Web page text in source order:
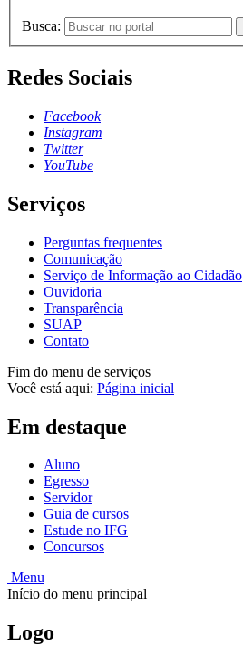
Busca:
Redes Sociais
Facebook
Instagram
Twitter
YouTube
Serviços
Perguntas frequentes
Comunicação
Serviço de Informação ao Cidadão
Ouvidoria
Transparência
SUAP
Contato
Fim do menu de serviços
Você está aqui: Página inicial
Em destaque
Aluno
Egresso
Servidor
Guia de cursos
Estude no IFG
Concursos
Menu
Início do menu principal
Logo